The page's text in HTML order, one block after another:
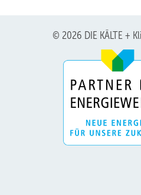
© 2026 DIE KÄLTE +